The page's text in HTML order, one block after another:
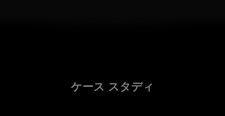
ケース スタディ